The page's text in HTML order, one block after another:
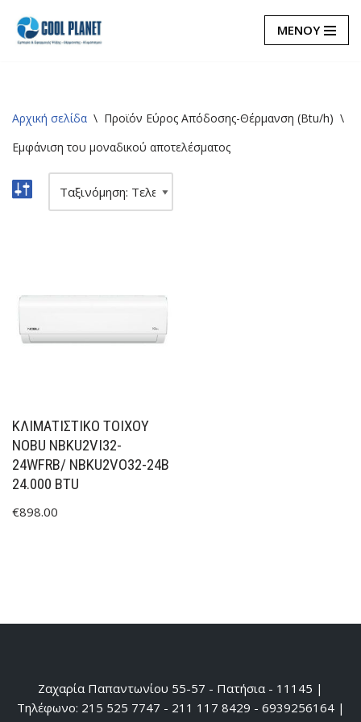
Μεταπηδήστε
ΜΕΝΟΥ
Αρχική σελίδα \ Προϊόν Εύρος Απόδοσης-Θέρμανση (Btu/h) \
Εμφάνιση του μοναδικού αποτελέσματος
ΚΛΙΜΑΤΙΣΤΙΚΟ ΤΟΙΧΟΥ
NOBU NBKU2VI32-
24WFRB/ NBKU2VO32-24B
24.000 BTU
€898.00
Ζαχαρία Παπαντωνίου 55-57 - Πατήσια - 11145 |
Τηλέφωνο: 215 525 7747 - 211 117 8429 - 6939256164 |